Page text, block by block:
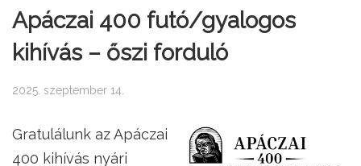
Apáczai 400 futó/gyalogos
kihívás – őszi forduló
2025. szeptember 14.
Gratulálunk az Apáczai
400 kihívás nyári